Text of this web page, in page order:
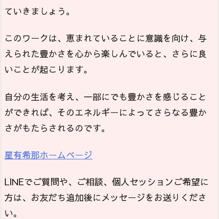
ていきましょう。
このワークは、恵まれていることに意識を向け、与
えられた豊かさを心から楽しんでいると、さらに良
いことが起こります。
自分の生活を考え、一部にでも豊かさを感じること
ができれば、そのエネルギーによってさらなる豊か
さがもたらされるのです。
星有希那ホームページ
LINEでご質問や、ご相談、個人セッションご希望に
方は、お友だち追加後にメッセージをお送りくださ
い。